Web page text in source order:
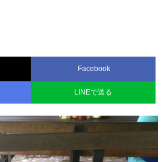
Facebook
LINEで送る